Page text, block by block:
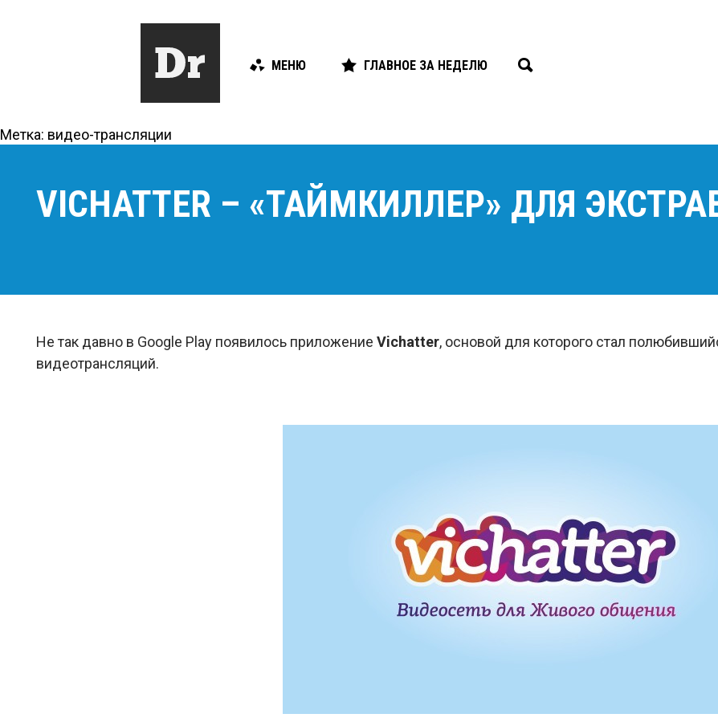
МЕНЮ ГЛАВНОЕ ЗА НЕДЕЛЮ
Метка: видео-трансляции
VICHATTER – «ТАЙМКИЛЛЕР» ДЛЯ
Не так давно в Google Play появилось приложение Vichatter, основой для которого стал
видеотрансляций.